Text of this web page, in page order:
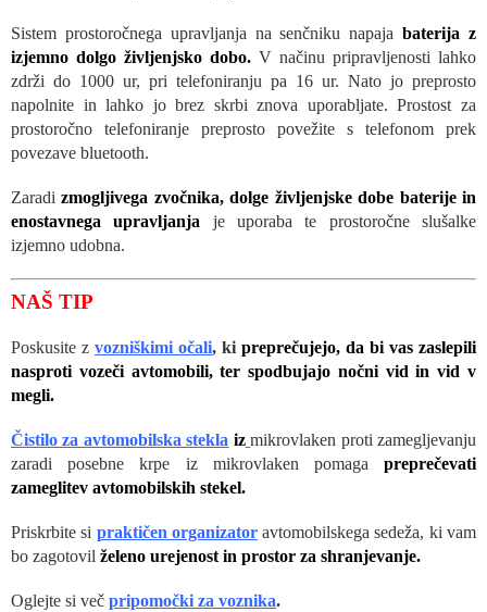
Sistem prostoročnega upravljanja na senčniku napajabaterija z
izjemno dolgo življenjsko dobo. V načinu pripravljenosti lahko
zdrži do 1000 ur, pri telefoniranju pa 16 ur. Nato jo preprosto
napolnite in lahko jo brez skrbi znova uporabljate. Prostost za
prostoročno telefoniranje preprosto povežite s telefonom prek
povezave bluetooth.
Zaradizmogljivega zvočnika, dolge življenjske dobe baterije in
enostavnega upravljanja je uporaba te prostoročne slušalke
izjemno udobna.
NAŠ TIP
Poskusite z vozniškimi očali, ki preprečujejo, da bi vas zaslepili
nasproti vozeči avtomobili, ter spodbujajo nočni vid in vid v
megli.
Čistilo za avtomobilska stekla iz mikrovlaken proti zamegljevanju
zaradi posebne krpe iz mikrovlaken pomaga preprečevati
zameglitev avtomobilskih stekel.
Priskrbite si praktičen organizatoravtomobilskega sedeža, ki vam
bo zagotovil želeno urejenost in prostor za shranjevanje.
Oglejte si več pripomočki za voznika.